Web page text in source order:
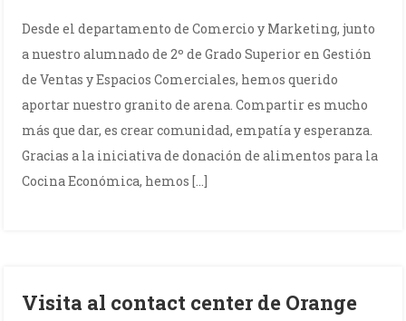
Desde el departamento de Comercio y Marketing, junto
a nuestro alumnado de 2º de Grado Superior en Gestión
de Ventas y Espacios Comerciales, hemos querido
aportar nuestro granito de arena. Compartir es mucho
más que dar, es crear comunidad, empatía y esperanza.
Gracias a la iniciativa de donación de alimentos para la
Cocina Económica, hemos […]
Visita al contact center de Orange